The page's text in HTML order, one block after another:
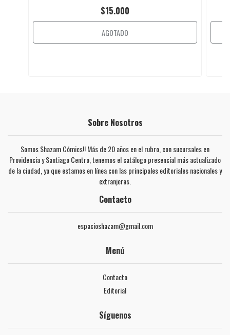
$15.000
AGOTADO
Sobre Nosotros
Somos Shazam Cómics!! Más de 20 años en el rubro, con sucursales en
Providencia y Santiago Centro, tenemos el catálogo presencial más actualizado
de la ciudad, ya que estamos en línea con las principales editoriales nacionales y
extranjeras.
Contacto
espacioshazam@gmail.com
Menú
Contacto
Editorial
Síguenos